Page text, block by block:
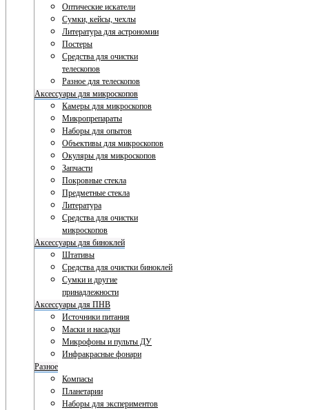
Оптические искатели
Сумки, кейсы, чехлы
Литература для астрономии
Постеры
Средства для очистки
телескопов
Разное для телескопов
Аксессуары для микроскопов
Камеры для микроскопов
Микропрепараты
Наборы для опытов
Объективы для микроскопов
Окуляры для микроскопов
Запчасти
Покровные стекла
Предметные стекла
Литература
Средства для очистки
микроскопов
Аксессуары для биноклей
Штативы
Средства для очистки биноклей
Сумки и другие
принадлежности
Аксессуары для ПНВ
Источники питания
Маски и насадки
Микрофоны и пульты ДУ
Инфракрасные фонари
Разное
Компасы
Планетарии
Наборы для экспериментов